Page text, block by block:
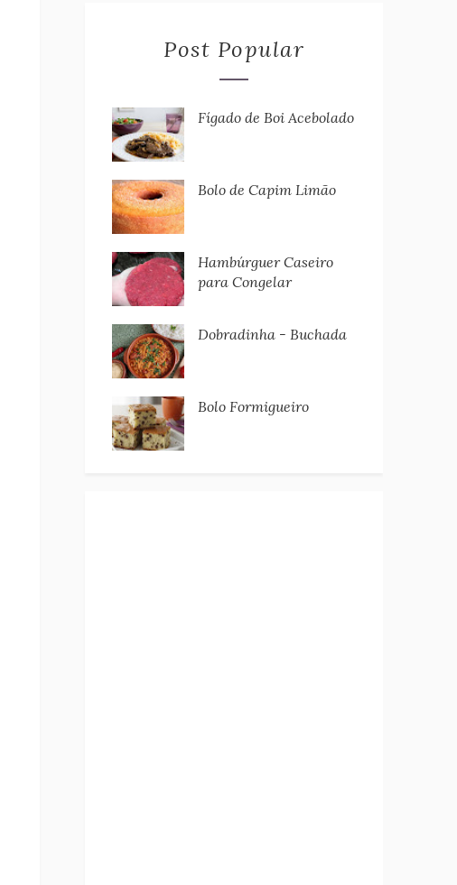
Post Popular
Fígado de Boi Acebolado
Bolo de Capim Limão
Hambúrguer Caseiro
para Congelar
Dobradinha - Buchada
Bolo Formigueiro